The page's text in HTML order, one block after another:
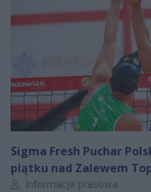
Sigma Fresh Puchar
piątku nad Zalewem
Autor artykułu:
Informacja prasowa